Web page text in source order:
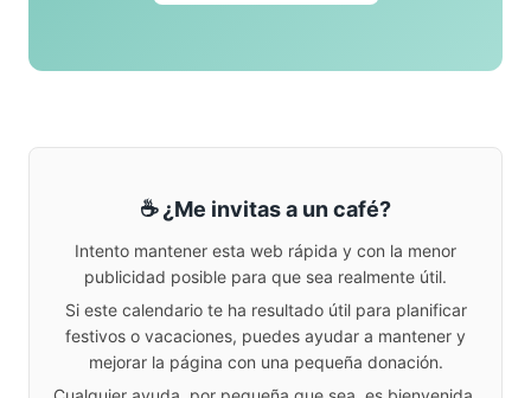
☕ ¿Me invitas a un café?
Intento mantener esta web rápida y con la menor
publicidad posible para que sea realmente útil.
Si este calendario te ha resultado útil para planificar
festivos o vacaciones, puedes ayudar a mantener y
mejorar la página con una pequeña donación.